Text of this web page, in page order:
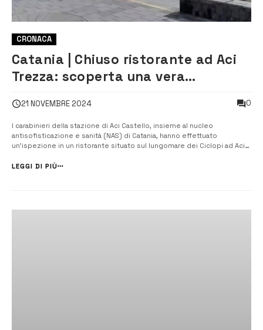
CRONACA
Catania | Chiuso ristorante ad Aci
Trezza: scoperta una vera
21 NOVEMBRE 2024 0
I carabinieri della stazione di Aci Castello, insieme al nucleo
antisofisticazione e sanità (NAS) di Catania, hanno effettuato
un’ispezione in un ristorante situato sul lungomare dei Ciclopi ad Aci
sospensione immediata dell’attività. Durante il controllo, i militari ha...
LEGGI DI PIÙ